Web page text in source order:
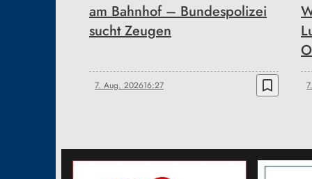
am Bahnhof – Bundespolizei
sucht Zeugen
7. Aug. 202616:27 bookmark_border